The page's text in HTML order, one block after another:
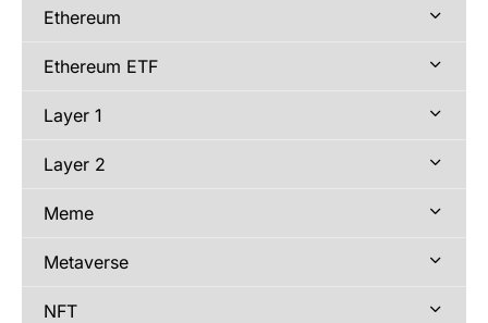
Ethereum
Ethereum ETF
Layer 1
Layer 2
Meme
Metaverse
NFT